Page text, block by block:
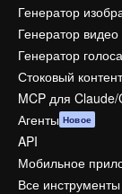
Генератор
Генератор
Генератор
Стоковый контент
MCP для
Агенты Новое
API
Мобильное
Все